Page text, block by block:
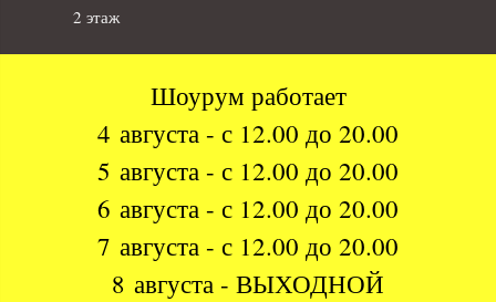
2 этаж
Шоурум работает
4 августа - с 12.00 до 20.00
5 августа - с 12.00 до 20.00
6 августа - с 12.00 до 20.00
7 августа - с 12.00 до 20.00
8 августа - ВЫХОДНОЙ